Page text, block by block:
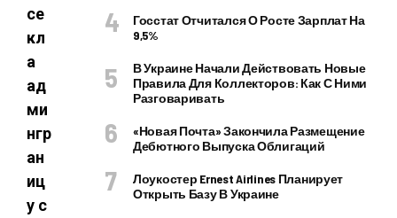
се
кл
а
ад
ми
нгр
ан
иц
у с
Госстат Отчитался О Росте Зарплат На
9,5%
В Украине Начали Действовать Новые
Правила Для Коллекторов: Как С Ними
Разговаривать
«Новая Почта» Закончила Размещение
Дебютного Выпуска Облигаций
Лоукостер Ernest Airlines Планирует
Открыть Базу В Украине